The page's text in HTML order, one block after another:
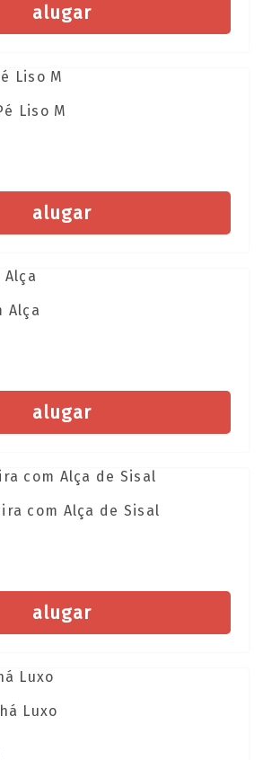
alugar
Liso M
alugar
Alça
alugar
com Alça de Sisal
alugar
Luxo